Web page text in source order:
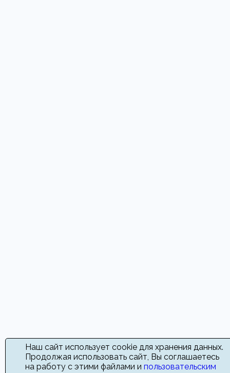
Наш сайт использует cookie для хранения данных.
Продолжая использовать сайт, Вы соглашаетесь
на работу с этими файлами и пользовательским